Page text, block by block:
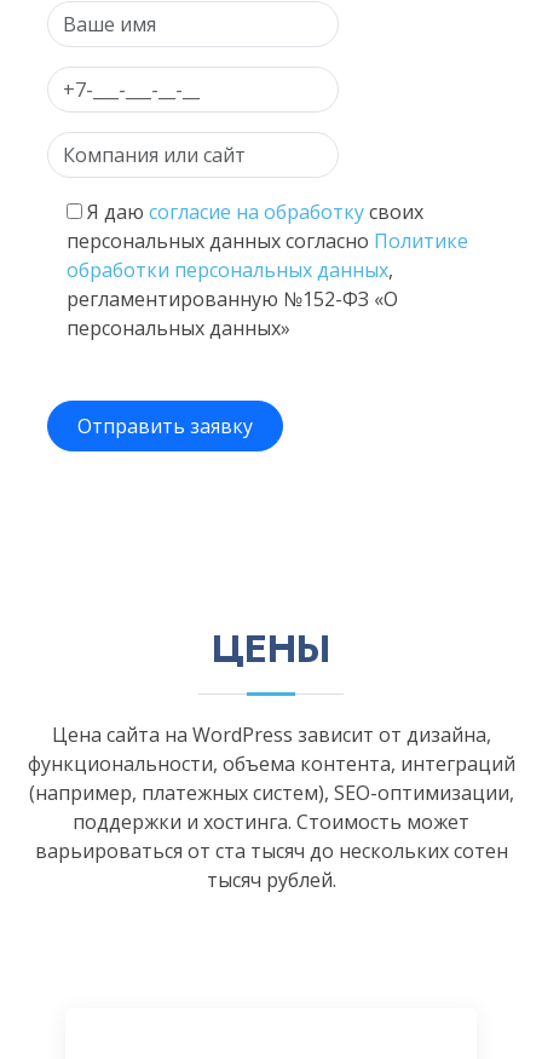
Я даю согласие на обработкусвоих
персональных данных согласно Политике
обработки персональных данных,
регламентированную №152-ФЗ «О
персональных данных»
ЦЕНЫ
Цена сайта на WordPress зависит от дизайна,
функциональности, объема контента, интеграций
(например, платежных систем), SEO-оптимизации,
поддержки и хостинга. Стоимость может
варьироваться от ста тысяч до нескольких сотен
тысяч рублей.